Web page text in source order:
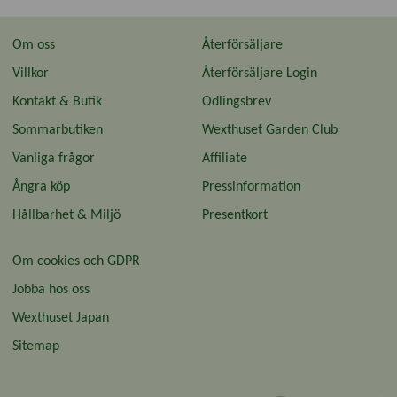
Om oss
Villkor
Kontakt & Butik
Sommarbutiken
Vanliga frågor
Ångra köp
Hållbarhet & Miljö
Återförsäljare
Återförsäljare Login
Odlingsbrev
Wexthuset Garden Club
Affiliate
Pressinformation
Presentkort
Om cookies och GDPR
Jobba hos oss
Wexthuset Japan
Sitemap